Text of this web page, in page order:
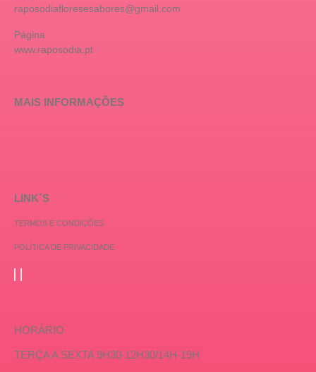
raposodiafloresesabores@gmail.com
Página
www.raposodia.pt
MAIS INFORMAÇÕES
LINK´S
TERMOS E CONDIÇÕES
POLÍTICA DE PRIVACIDADE
HORÁRIO
TERÇA A SEXTA 9H30-12H30/14H-19H